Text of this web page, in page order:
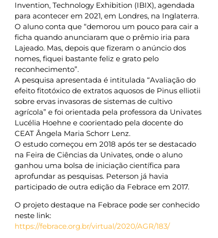
Invention, Technology Exhibition (IBIX), agendada
para acontecer em 2021, em Londres, na Inglaterra.
O aluno conta que “demorou um pouco para cair a
ficha quando anunciaram que o prêmio iria para
Lajeado. Mas, depois que fizeram o anúncio dos
nomes, fiquei bastante feliz e grato pelo
reconhecimento”.
A pesquisa apresentada é intitulada “Avaliação do
efeito fitotóxico de extratos aquosos de Pinus elliotii
sobre ervas invasoras de sistemas de cultivo
agrícola” e foi orientada pela professora da Univates
Lucélia Hoehne e coorientado pela docente do
CEAT Ângela Maria Schorr Lenz.
O estudo começou em 2018 após ter se destacado
na Feira de Ciências da Univates, onde o aluno
ganhou uma bolsa de iniciação científica para
aprofundar as pesquisas. Peterson já havia
participado de outra edição da Febrace em 2017.
O projeto destaque na Febrace pode ser conhecido
neste link:
https://febrace.org.br/virtual/2020/AGR/183/